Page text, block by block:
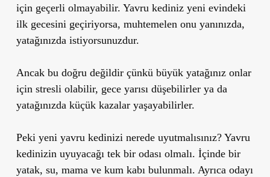
için geçerli olmayabilir. Yavru kediniz yeni evindeki
ilk gecesini geçiriyorsa, muhtemelen onu yanınızda,
yatağınızda istiyorsunuzdur.
Ancak bu doğru değildir çünkü büyük yatağınız onlar
için stresli olabilir, gece yarısı düşebilirler ya da
yatağınızda küçük kazalar yaşayabilirler.
Peki yeni yavru kedinizi nerede uyutmalısınız? Yavru
kedinizin uyuyacağı tek bir odası olmalı. İçinde bir
yatak, su, mama ve kum kabı bulunmalı. Ayrıca odayı